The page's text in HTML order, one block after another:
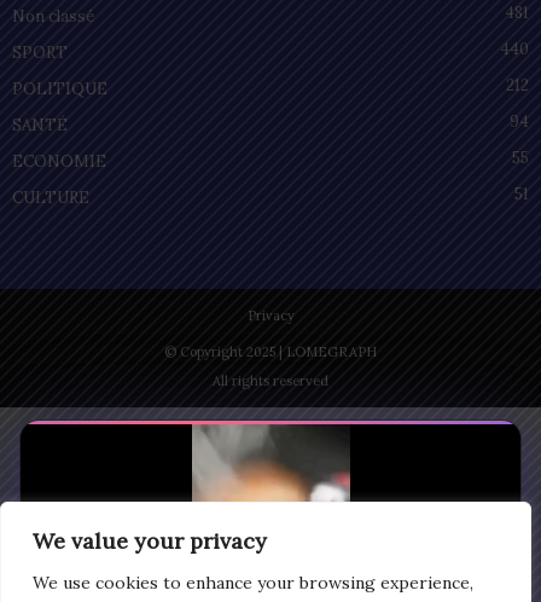
We value your privacy
We use cookies to enhance your browsing experience,
Non classé
481
SPORT
440
POLITIQUE
212
SANTÉ
94
ECONOMIE
55
CULTURE
51
Privacy
© Copyright 2025 | LOMEGRAPH
All rights reserved